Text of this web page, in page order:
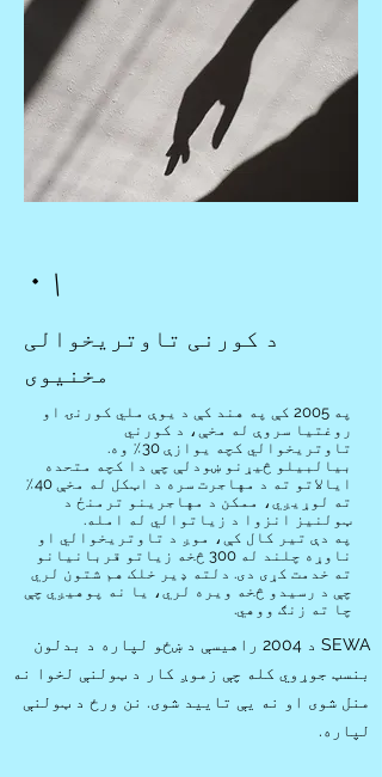
۰۱
د کورنی تاوتریخوالی
مخنیوی
په 2005 کې په هند کې د یوې ملي کورنۍ او
روغتیا سروې له مخې، د کورني
تاوتریخوالي کچه یوازې 30٪ وه.
بیالبیلو څیړنو ښودلې چې دا کچه متحده
ایالاتو ته د مهاجرت سره د اټکل له مخې 40٪
ته لوړیږي، ممکن د مهاجرینو ترمنځ د
ټولنیز انزوا د زیاتوالي له امله.
په دې تیر کال کې، موږ د تاوتریخوالي او
ناوړه چلند له 300 څخه زیاتو قربانیانو
ته خدمت کړی دی. دلته ډیر خلک هم شتون لري
چې د رسیدو څخه ویره لري، یا نه پوهیږي چې
چا ته زنګ ووهي.
SEWA د 2004 راهیسې د ښځو لپاره د بدلون
بنسټ جوړوي کله چې زموږ کار د ټولنې لخوا نه
منل شوی او نه یې تایید شوی. نن ورځ د ټولنې
لپاره.